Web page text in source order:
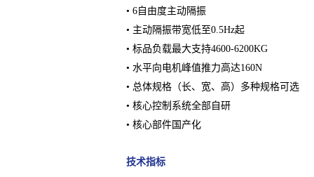
• 6自由度主动隔振
• 主动隔振带宽低至0.5Hz起
• 标品负载最大支持4600-6200KG
• 水平向电机峰值推力高达160N
• 总体规格（长、宽、高）多种规格可选
• 核心控制系统全部自研
• 核心部件国产化
技术指标